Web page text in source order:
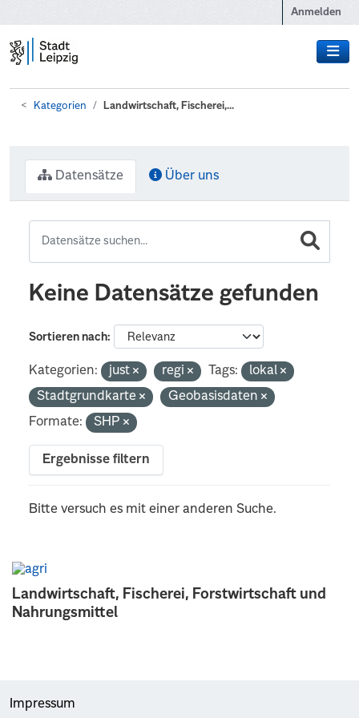
Anmelden
Kategorien Landwirtschaft, Fischerei,...
Landwirtschaft, Fischerei, Forstwirtschaft und
Nahrungsmittel
Datensätze Über uns
Keine Datensätze gefunden
Sortieren nach
Kategorien: just regi Tags:
lokal
Stadtgrundkarte
Geobasisdaten
Formate:
SHP
Ergebnisse filtern
Bitte versuch es mit einer anderen Suche.
Impressum